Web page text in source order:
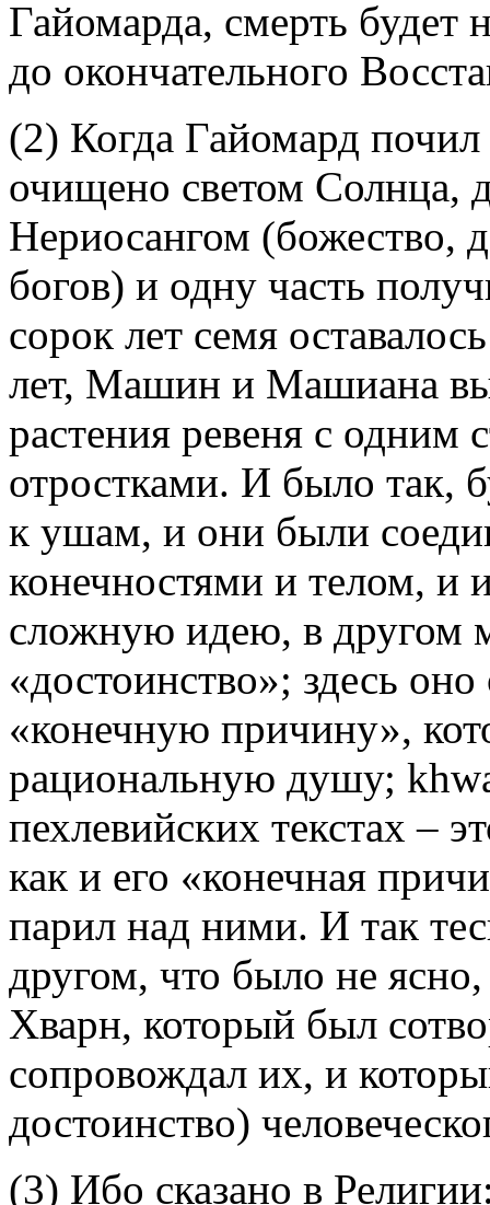
Гайомарда, смерть будет
до окончательного
(2) Когда Гайомард
очищено светом Солнца,
Нериосангом (божество,
богов) и одну часть
сорок лет семя
лет, Машин и Машиана
растения ревеня с одним
отростками. И было так,
к ушам, и они были
конечностями и телом, и
сложную идею, в другом
«достоинство»; здесь
«конечную причину»,
рациональную душу;
пехлевийских текстах –
как и его «конечная
парил над ними. И так
другом, что было не
Хварн, который был
сопровождал их, и
достоинство)
(3) Ибо сказано в